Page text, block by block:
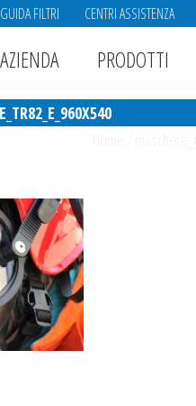
GUIDA FILTRI CENTRI ASSISTENZA
AZIENDA PRODOTTI